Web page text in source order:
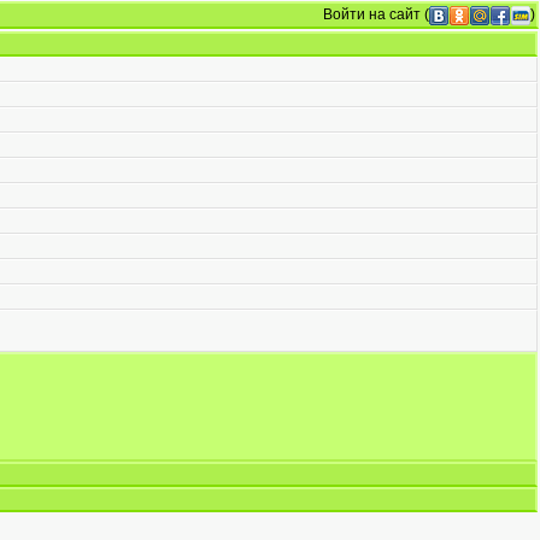
Войти на сайт (
)